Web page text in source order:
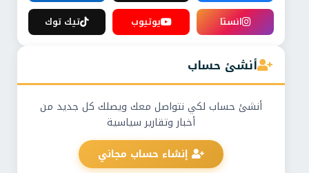
انستا
يوتيوب تيك توك
أنشئ حساب
أنشئ حساب لكي نتواصل معك ويصلك كل جديد من
أخبار وتقارير سياسية
إنشاء حساب مجاني